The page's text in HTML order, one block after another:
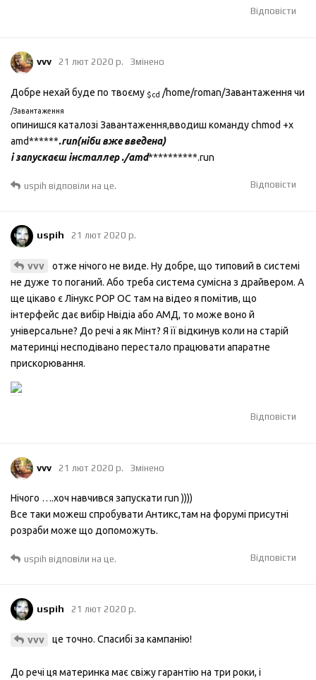
Відповісти
vvv 21 лют 2020 р. Змінено
Добре нехай буде по твоєму $cd /home/roman/Завантаження чи
/Завантаження
опинишся каталозі Завантаження,вводиш команду chmod +x
amd******.run(ніби вже введена)
і запускаєш інсталлер ./amd**********.run
Відповісти
uspih відповіли на це.
uspih 21 лют 2020 р.
vvv
отже нічого не виде. Ну добре, що типовий в системі
не дуже то поганий. Або треба система сумісна з драйвером. А
ще цікаво є Лінукс РОР ОС там на відео я помітив, що
інтерфейс дає вибір Нвідіа або АМД, то може воно й
універсальне? До речі а як Мінт? Я її відкинув коли на старій
материнці несподівано перестало працювати апаратне
прискорювання.
Відповісти
vvv 21 лют 2020 р. Змінено
Нічого ….хоч навчився запускати run ))))
Все таки можеш спробувати Антикс,там на форумі присутні
розраби може що допоможуть.
Відповісти
uspih відповіли на це.
uspih 21 лют 2020 р.
vvv це точно. Спасибі за кампанію!
До речі ця материнка має свіжу гарантію на три роки, і